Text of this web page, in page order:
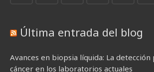
Última entrada del blog
Avances en biopsia líquida: La
cáncer en los laboratorios actuales